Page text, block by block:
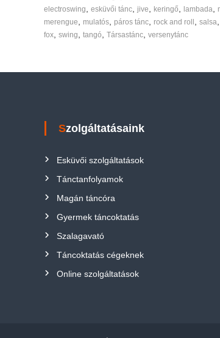
electroswing esküvői tánc jive keringő lambada
merengue mulatós páros tánc rock and roll salsa
fox swing tangó Társastánc versenytánc
Szolgáltatásaink
Esküvői szolgáltatások
Tánctanfolyamok
Magán táncóra
Gyermek táncoktatás
Szalagavató
Táncoktatás cégeknek
Online szolgáltatások